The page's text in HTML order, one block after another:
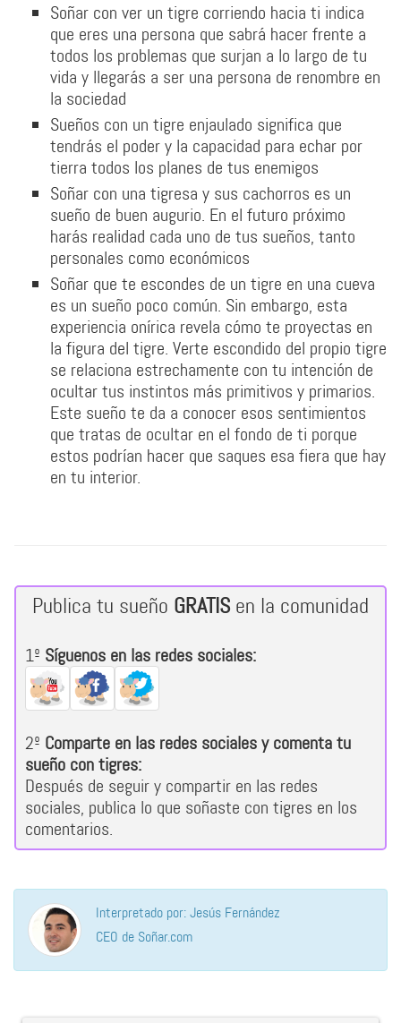
Soñar con ver un tigre corriendo hacia ti indica
que eres una persona que sabrá hacer frente a
todos los problemas que surjan a lo largo de tu
vida y llegarás a ser una persona de renombre en
la sociedad
Sueños con un tigre enjaulado significa que
tendrás el poder y la capacidad para echar por
tierra todos los planes de tus enemigos
Soñar con una tigresa y sus cachorros es un
sueño de buen augurio. En el futuro próximo
harás realidad cada uno de tus sueños, tanto
personales como económicos
Soñar que te escondes de un tigre en una cueva
es un sueño poco común. Sin embargo, esta
experiencia onírica revela cómo te proyectas en
la figura del tigre. Verte escondido del propio tigre
se relaciona estrechamente con tu intención de
ocultar tus instintos más primitivos y primarios.
Este sueño te da a conocer esos sentimientos
que tratas de ocultar en el fondo de ti porque
estos podrían hacer que saques esa fiera que hay
en tu interior.
Publica tu sueño GRATISen la comunidad
1º Síguenos en las redes sociales:
2º Comparte en las redes sociales y comenta tu
sueño con tigres:
Después de seguir y compartir en las redes
sociales, publica lo que soñaste con tigres en los
comentarios.
Interpretado por: Jesús Fernández
CEO de Soñar.com